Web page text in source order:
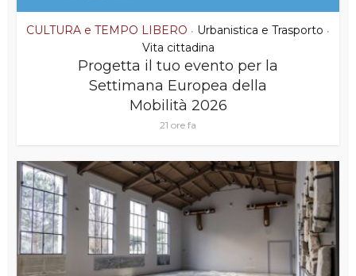
CULTURA e TEMPO LIBERO • Urbanistica e Trasporto •
Vita cittadina
Progetta il tuo evento per la
Settimana Europea della
Mobilità 2026
21 ore fa